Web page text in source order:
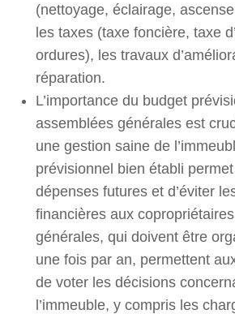
(nettoyage, éclairage,
les taxes (taxe foncière, taxe
ordures), les travaux
réparation.
L’importance du budget
assemblées générales est
une gestion saine de
prévisionnel bien établi
dépenses futures et d’éviter
financières aux
générales, qui doivent être
une fois par an, permettent
de voter les décisions
l’immeuble, y compris les